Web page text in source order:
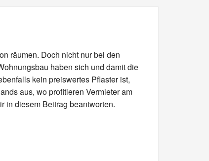
räumen. Doch nicht nur bei den
haben sich und damit die
kein preiswertes Pflaster ist,
aus, wo profitieren Vermieter am
in diesem Beitrag beantworten.